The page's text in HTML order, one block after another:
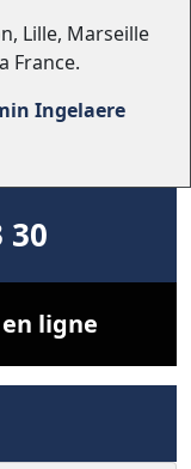
Lille, Marseille
France.
Ingelaere
30
ligne